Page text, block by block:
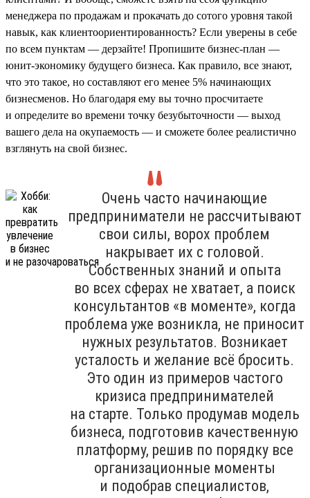
менеджера по продажам и прокачать до сотого уровня такой
навык, как клиентоориентированность? Если уверены в себе
по всем пунктам — дерзайте! Пропишите бизнес-план —
юнит-экономику будущего бизнеса. Как правило, все знают,
что это такое, но составляют его менее 5% начинающих
бизнесменов. Но благодаря ему вы точно просчитаете
и определите во времени точку безубыточности — выход
вашего дела на окупаемость — и сможете более реалистично
взглянуть на свой бизнес.
Очень часто начинающие
предприниматели не рассчитывают
свои силы, ворох проблем
накрывает их с головой.
Собственных знаний и опыта
во всех сферах не хватает, а поиск
консультантов «в моменте», когда
проблема уже возникла, не приносит
нужных результатов. Возникает
усталость и желание всё бросить.
Это один из примеров частого
кризиса предпринимателей
на старте. Только продумав модель
бизнеса, подготовив качественную
платформу, решив по порядку все
организационные моменты
и подобрав специалистов,